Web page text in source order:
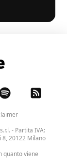
- Partita IVA:
8, 20122 Milano
quanto viene